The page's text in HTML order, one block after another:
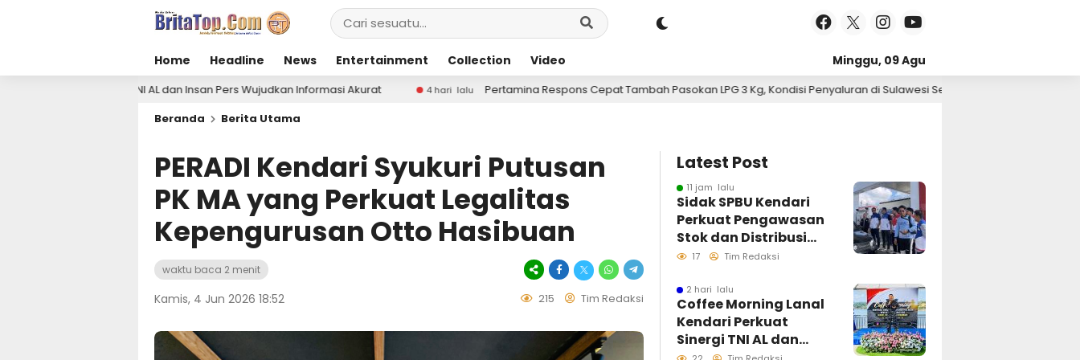
Home Headline News Entertainment Collection Video
Minggu, 09 Agu
2026
Insan Pers Wujudkan Informasi Akurat 4 hari lalu Pertamina Respons Cepat Tambah Pasokan LPG 3 Kg, Kondisi Penyaluran di Sulawesi Selatan Berlangsung Kondusif
Beranda
Berita Utama
PERADI Kendari Syukuri Putusan
PK MA yang Perkuat Legalitas
Kepengurusan Otto Hasibuan
waktu baca 2 menit
Kamis, 4 Jun 2026 18:52 215 Tim Redaksi
Latest Post
11 jam lalu
Sidak SPBU Kendari
Perkuat Pengawasan
Stok dan Distribusi
BBM
17 Tim Redaksi
2 hari lalu
Coffee Morning Lanal
Kendari Perkuat
Sinergi TNI AL dan